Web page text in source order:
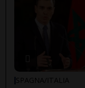
SPAGNA/ITALIA